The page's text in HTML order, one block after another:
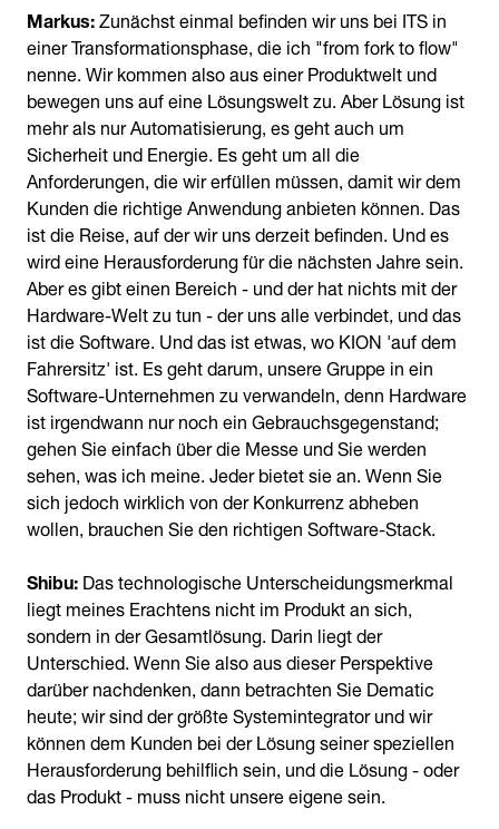
Markus:Zunächst einmal befinden wir uns bei ITS in
einer Transformationsphase, die ich "from fork to flow"
nenne. Wir kommen also aus einer Produktwelt und
bewegen uns auf eine Lösungswelt zu. Aber Lösung ist
mehr als nur Automatisierung, es geht auch um
Sicherheit und Energie. Es geht um all die
Anforderungen, die wir erfüllen müssen, damit wir dem
Kunden die richtige Anwendung anbieten können. Das
ist die Reise, auf der wir uns derzeit befinden. Und es
wird eine Herausforderung für die nächsten Jahre sein.
Aber es gibt einen Bereich - und der hat nichts mit der
Hardware-Welt zu tun - der uns alle verbindet, und das
ist die Software. Und das ist etwas, wo KION 'auf dem
Fahrersitz' ist. Es geht darum, unsere Gruppe in ein
Software-Unternehmen zu verwandeln, denn Hardware
ist irgendwann nur noch ein Gebrauchsgegenstand;
gehen Sie einfach über die Messe und Sie werden
sehen, was ich meine. Jeder bietet sie an. Wenn Sie
sich jedoch wirklich von der Konkurrenz abheben
wollen, brauchen Sie den richtigen Software-Stack.
Shibu:Das technologische Unterscheidungsmerkmal
liegt meines Erachtens nicht im Produkt an sich,
sondern in der Gesamtlösung. Darin liegt der
Unterschied. Wenn Sie also aus dieser Perspektive
darüber nachdenken, dann betrachten Sie Dematic
heute; wir sind der größte Systemintegrator und wir
können dem Kunden bei der Lösung seiner speziellen
Herausforderung behilflich sein, und die Lösung - oder
das Produkt - muss nicht unsere eigene sein.